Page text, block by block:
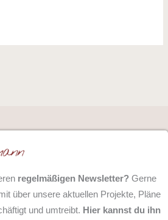
regelmäßigen Newsletter?Gerne
über unsere aktuellen Projekte, Pläne
und umtreibt. Hier kannst du ihn